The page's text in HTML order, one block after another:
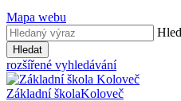
Mapa webu
Hledat
rozšířené vyhledávání
Základní školaKoloveč